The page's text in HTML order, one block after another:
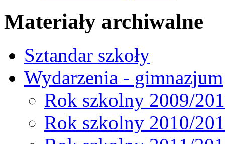
Materiały archiwalne
Sztandar szkoły
Wydarzenia - gimnazjum
Rok szkolny 2009/
Rok szkolny 2010/